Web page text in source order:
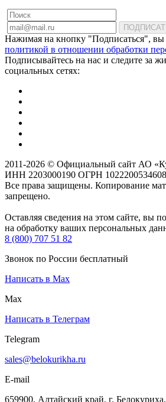
Нажимая на кнопку "Подписаться", вы
политикой в отношении обработки
Подписывайтесь на нас и следите за
социальных сетях:
2011-2026 © Официальный сайт АО
ИНН 2203000190 ОГРН 1022200534608
Все права защищены. Копирование
запрещено.
Оставляя сведения на этом сайте, вы
на обработку ваших персональных
8 (800) 707 51 82
Звонок по России бесплатный
Написать в Max
Max
Написать в Телеграм
Telegram
sales@belokurikha.ru
E-mail
659900, Алтайский край, г.